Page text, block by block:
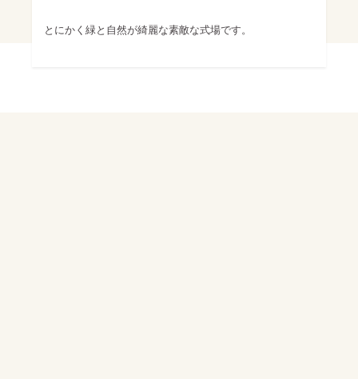
とにかく緑と自然が綺麗な素敵な式場です。